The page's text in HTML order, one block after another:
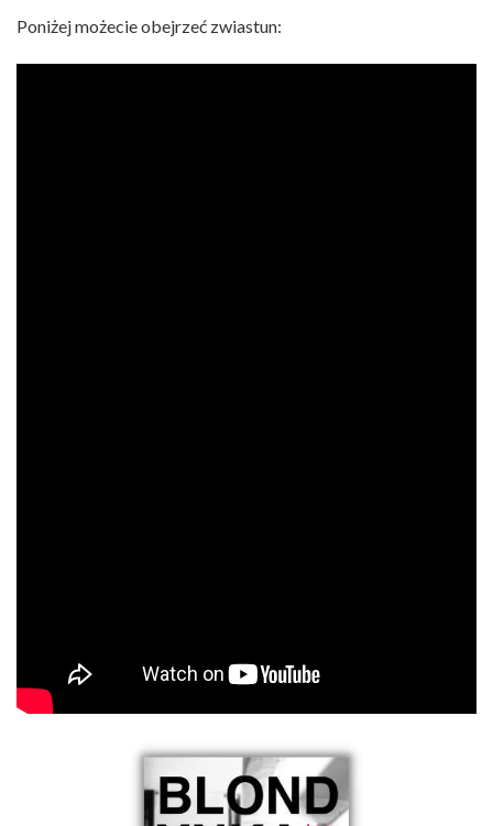
Poniżej możecie obejrzeć zwiastun: